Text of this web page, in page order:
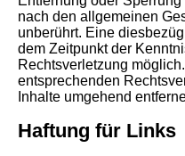
nach den allgemeinen
unberührt. Eine
dem Zeitpunkt der
Rechtsverletzung
entsprechenden
Inhalte umgehend
Haftung für Links